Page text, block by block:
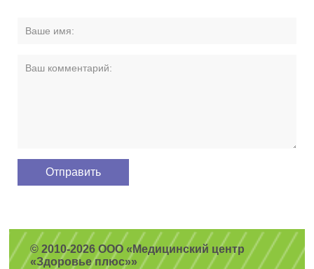
© 2010-2026 ООО «Медицинский центр
«Здоровье плюс»»